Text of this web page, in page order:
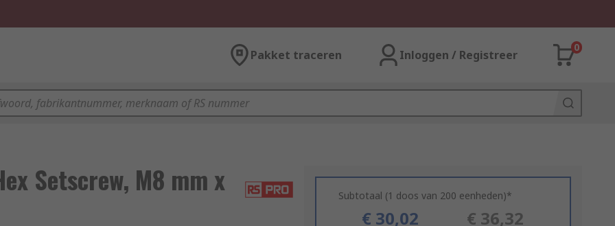
Pakket traceren Inloggen / Registreer
0
Setscrew, M8 mm x Subtotaal (1 doos van 200 eenheden)*
€ 30,02 € 36,32